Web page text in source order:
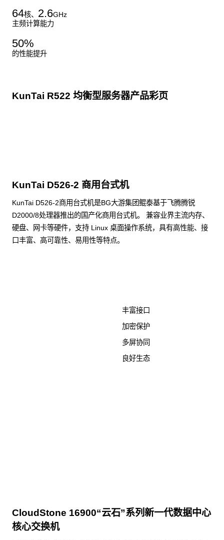
64核、 2.6GHz
主频计算能力
50%
的性能提升
KunTai R522 均衡型服务器产品彩页
KunTai D526-2 商用台式机
KunTai D526-2商用台式机是BG大游集团鲲泰基于飞腾腾锐
D2000/8处理器推出的国产化商用台式机。 兼容业界主流内存、
硬盘、网卡等硬件，支持 Linux 桌面操作系统，具有高性能、接
口丰富、高可靠性、易用性等特点。
丰富接口
加密保护
多屏协同
良好生态
CloudStone 16900“云石”系列新一代数据中心
核心交换机